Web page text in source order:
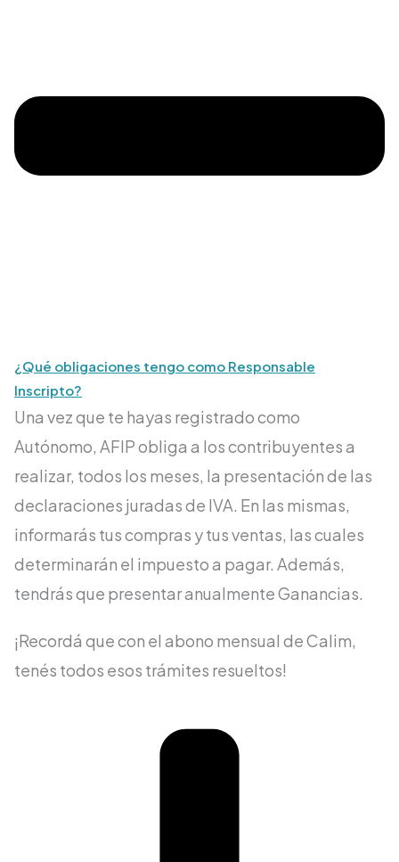
¿Qué obligaciones tengo como Responsable
Inscripto?
Una vez que te hayas registrado como
Autónomo, AFIP obliga a los contribuyentes a
realizar, todos los meses, la presentación de las
declaraciones juradas de IVA. En las mismas,
informarás tus compras y tus ventas, las cuales
determinarán el impuesto a pagar. Además,
tendrás que presentar anualmente Ganancias.
¡Recordá que con el abono mensual de Calim,
tenés todos esos trámites resueltos!